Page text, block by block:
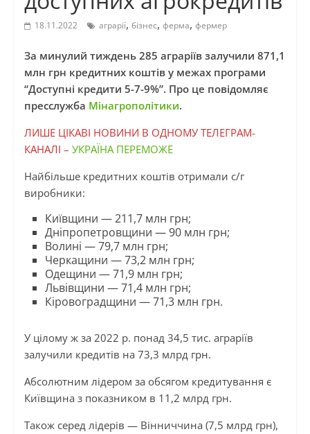
18.11.2022 аграрії, бізнес, ферма, фермер
За минулий тиждень 285 аграріїв залучили 871,1
млн грн кредитних коштів у межах програми
“Доступні кредити 5-7-9%”. Про це повідомляє
пресслужба Мінагрополітики.
ЛИШЕ ЦІКАВІ НОВИНИ В ОДНОМУ ТЕЛЕГРАМ-
КАНАЛІ – УКРАЇНА ПЕРЕМОЖЕ
Найбільше кредитних коштів отримали с/г
виробники:
Київщини — 211,7 млн грн;
Дніпропетровщини — 90 млн грн;
Волині — 79,7 млн грн;
Черкащини — 73,2 млн грн;
Одещини — 71,9 млн грн;
Львівщини — 71,4 млн грн;
Кіровоградщини — 71,3 млн грн.
У цілому ж за 2022 р. понад 34,5 тис. аграріїв
залучили кредитів на 73,3 млрд грн.
Абсолютним лідером за обсягом кредитування є
Київщина з показником в 11,2 млрд грн.
Також серед лідерів — Вінниччина (7,5 млрд грн),